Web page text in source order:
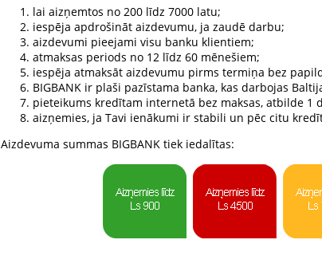
lai aizņemtos no 200 līdz 7000 latu;
iespēja apdrošināt aizdevumu, ja zaudē darbu;
aizdevumi pieejami visu banku klientiem;
atmaksas periods no 12 līdz 60 mēnešiem;
iespēja atmaksāt aizdevumu pirms termiņa bez
BIGBANK ir plaši pazīstama banka, kas darbojas
pieteikums kredītam internetā bez maksas, atbilde 1
aizņemies, ja Tavi ienākumi ir stabili un pēc citu
Aizdevuma summas BIGBANK tiek iedalītas: